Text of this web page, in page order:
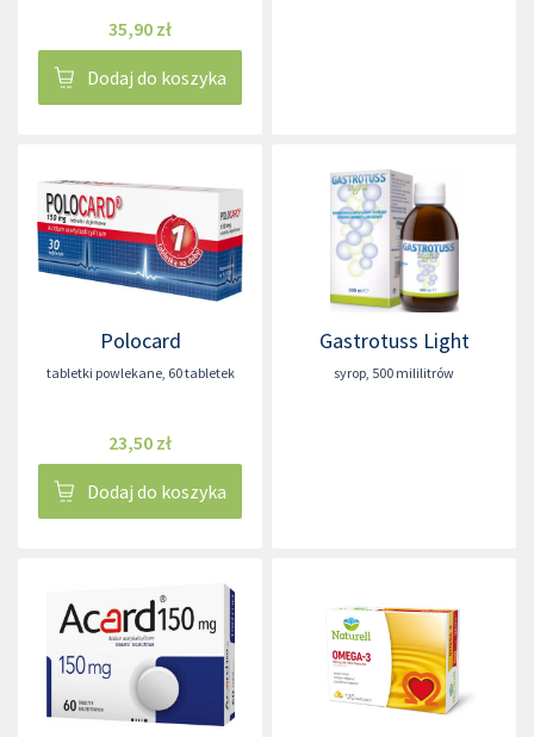
35,90 zł
Dodaj do koszyka
Polocard
tabletki powlekane, 60 tabletek
23,50 zł
Dodaj do koszyka
Gastrotuss Light
syrop, 500 mililitrów